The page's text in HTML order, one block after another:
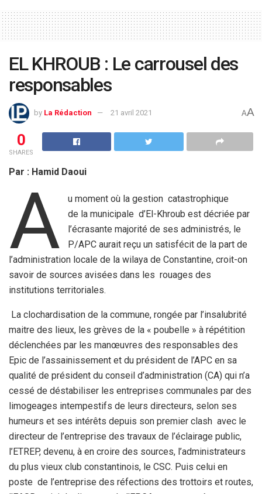
EL KHROUB : Le carrousel des
responsables
by La Rédaction 21 avril 2021 AA
0
SHARES
Par : Hamid Daoui
A
u moment où la gestion catastrophique
de la municipale d’El-Khroub est décriée par
l’écrasante majorité de ses administrés, le
P/APC aurait reçu un satisfécit de la part de
l’administration locale de la wilaya de Constantine, croit-on
savoir de sources avisées dans les rouages des
institutions territoriales.
La clochardisation de la commune, rongée par l’insalubrité
maitre des lieux, les grèves de la « poubelle » à répétition
déclenchées par les manœuvres des responsables des
Epic de l’assainissement et du président de l’APC en sa
qualité de président du conseil d’administration (CA) qui n’a
cessé de déstabiliser les entreprises communales par des
limogeages intempestifs de leurs directeurs, selon ses
humeurs et ses intérêts depuis son premier clash avec le
directeur de l’entreprise des travaux de l’éclairage public,
l’ETREP, devenu, à en croire des sources, l’administrateurs
du plus vieux club constantinois, le CSC. Puis celui en
poste de l’entreprise des réfections des trottoirs et routes,